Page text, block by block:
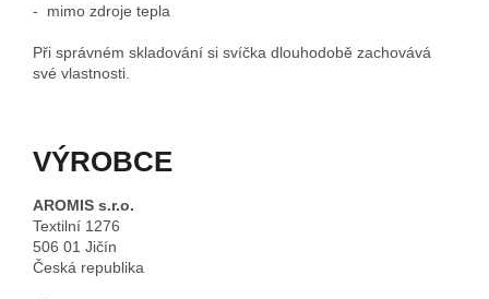
- mimo zdroje tepla
Při správném skladování si svíčka dlouhodobě zachovává
své vlastnosti.
VÝROBCE
AROMIS s.r.o.
Textilní 1276
506 01 Jičín
Česká republika